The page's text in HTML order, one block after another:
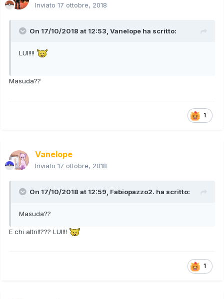
Inviato 17 ottobre, 2018
On 17/10/2018 at 12:53, Vanelope ha scritto:
LUI!!!!
Masuda??
1
Vanelope
Inviato 17 ottobre, 2018
On 17/10/2018 at 12:59, Fabiopazzo2. ha scritto:
Masuda??
E chi altri!!??? LUI!!!
1